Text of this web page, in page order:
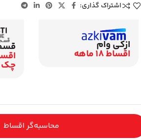
اشتراک گذاری:
ازکی وام
اقساط 18 ماهه
چک
محاسبه‌گر اقساط